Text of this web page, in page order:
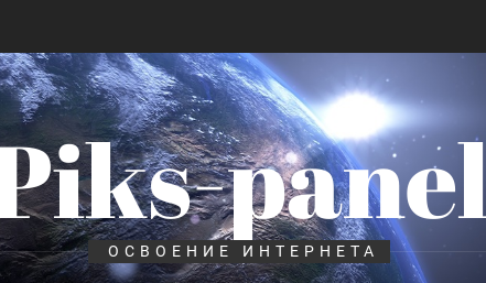
ОСВОЕНИЕ ИНТЕРНЕТА
принципы работы, риски и способы хранения криптовалют
для ногтевого сервиса, наращивания ресниц и депиляции